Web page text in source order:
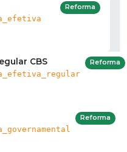
Reforma
CBS Reforma
Reforma